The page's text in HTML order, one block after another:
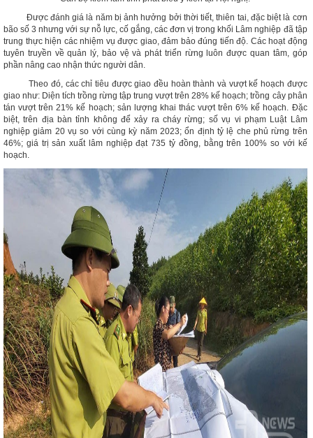
Được đánh giá là năm bị ảnh hưởng bởi thời tiết, thiên tai, đặc biệt là cơn
bão số 3 nhưng với sự nỗ lực, cố gắng, các đơn vị trong khối Lâm nghiệp đã tập
trung thực hiện các nhiệm vụ được giao, đảm bảo đúng tiến độ. Các hoạt động
tuyên truyền về quản lý, bảo vệ và phát triển rừng luôn được quan tâm, góp
phần nâng cao nhận thức người dân.
Theo đó, các chỉ tiêu được giao đều hoàn thành và vượt kế hoạch được
giao như: Diện tích trồng rừng tập trung vượt trên 28% kế hoạch; trồng cây phân
tán vượt trên 21% kế hoạch; sản lượng khai thác vượt trên 6% kế hoạch. Đặc
biệt, trên địa bàn tỉnh không để xảy ra cháy rừng; số vụ vi phạm Luật Lâm
nghiệp giảm 20 vụ so với cùng kỳ năm 2023; ổn định tỷ lệ che phủ rừng trên
46%; giá trị sản xuất lâm nghiệp đạt 735 tỷ đồng, bằng trên 100% so với kế
hoạch.